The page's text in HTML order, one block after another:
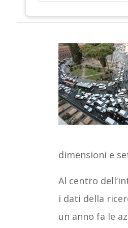
dimensioni e
Al centro
i dati della
un anno fa le